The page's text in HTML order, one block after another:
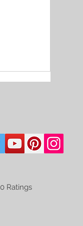
Ratings
150 votes, Ratings